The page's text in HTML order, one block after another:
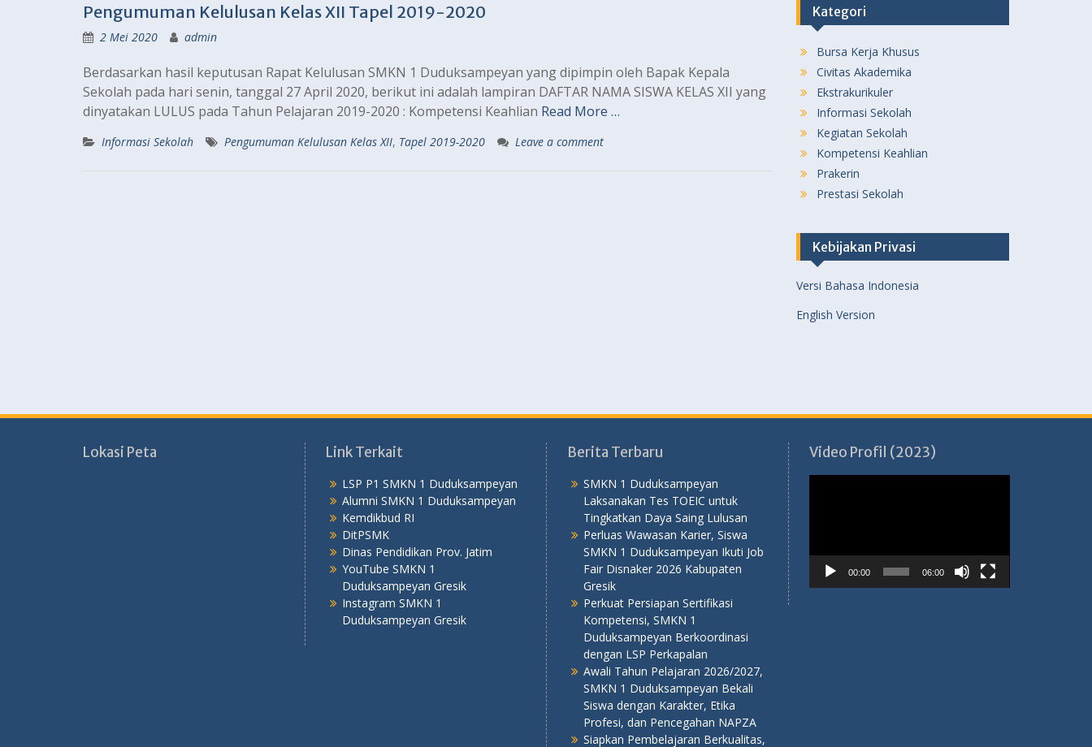
Pengumuman Kelulusan Kelas XII Tapel 2019-2020
2 Mei 2020 admin
Berdasarkan hasil keputusan Rapat Kelulusan SMKN 1 Duduksampeyan yang dipimpin oleh Bapak Kepala
Sekolah pada hari senin, tanggal 27 April 2020, berikut ini adalah lampiran DAFTAR NAMA SISWA KELAS XII yang
dinyatakan LULUS pada Tahun Pelajaran 2019-2020 : Kompetensi Keahlian Read More …
Informasi Sekolah Pengumuman Kelulusan Kelas XII, Tapel 2019-2020 Leave a comment
Kategori
Bursa Kerja Khusus
Civitas Akademika
Ekstrakurikuler
Informasi Sekolah
Kegiatan Sekolah
Kompetensi Keahlian
Prakerin
Prestasi Sekolah
Kebijakan Privasi
Versi Bahasa Indonesia
English Version
Lokasi Peta Link Terkait
LSP P1 SMKN 1 Duduksampeyan
Alumni SMKN 1 Duduksampeyan
Kemdikbud RI
DitPSMK
Dinas Pendidikan Prov. Jatim
YouTube SMKN 1
Duduksampeyan Gresik
Instagram SMKN 1
Duduksampeyan Gresik
Berita Terbaru
SMKN 1 Duduksampeyan
Laksanakan Tes TOEIC untuk
Tingkatkan Daya Saing Lulusan
Perluas Wawasan Karier, Siswa
SMKN 1 Duduksampeyan Ikuti Job
Fair Disnaker 2026 Kabupaten
Gresik
Perkuat Persiapan Sertifikasi
Kompetensi, SMKN 1
Duduksampeyan Berkoordinasi
dengan LSP Perkapalan
Awali Tahun Pelajaran 2026/2027,
SMKN 1 Duduksampeyan Bekali
Siswa dengan Karakter, Etika
Profesi, dan Pencegahan NAPZA
Siapkan Pembelajaran Berkualitas,
Video Profil (2023)
00:00 06:00